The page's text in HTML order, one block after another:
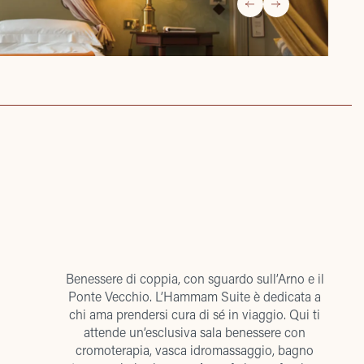
Benessere di coppia, con sguardo sull’Arno e il
Ponte Vecchio. L’Hammam Suite è dedicata a
chi ama prendersi cura di sé in viaggio. Qui ti
attende un’esclusiva sala benessere con
cromoterapia, vasca idromassaggio, bagno